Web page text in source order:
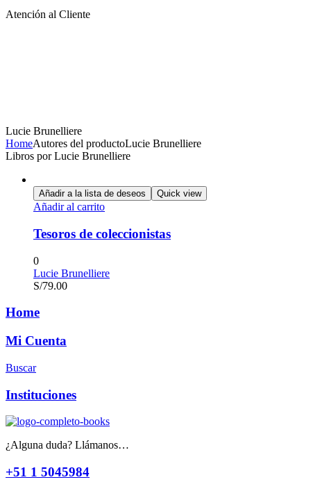
Atención al Cliente
Lucie Brunelliere
HomeAutores del productoLucie Brunelliere
Libros por Lucie Brunelliere
Añadir a la lista de deseos Quick view
Añadir al carrito
Tesoros de coleccionistas
0
Lucie Brunelliere
S/79.00
Home
Mi Cuenta
Buscar
Instituciones
¿Alguna duda? Llámanos…
+51 1 5045984